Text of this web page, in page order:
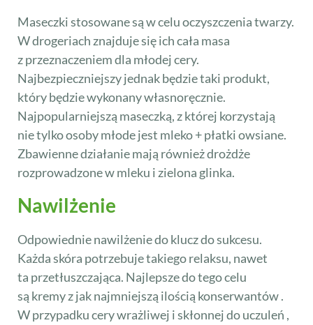
Maseczki stosowane są w celu oczyszczenia twarzy.
W drogeriach znajduje się ich cała masa
z przeznaczeniem dla młodej cery.
Najbezpieczniejszy jednak będzie taki produkt,
który będzie wykonany własnoręcznie.
Najpopularniejszą maseczką, z której korzystają
nie tylko osoby młode jest mleko + płatki owsiane.
Zbawienne działanie mają również drożdże
rozprowadzone w mleku i zielona glinka.
Nawilżenie
Odpowiednie nawilżenie do klucz do sukcesu.
Każda skóra potrzebuje takiego relaksu, nawet
ta przetłuszczająca. Najlepsze do tego celu
są kremy z jak najmniejszą ilością konserwantów .
W przypadku cery wrażliwej i skłonnej do uczuleń ,